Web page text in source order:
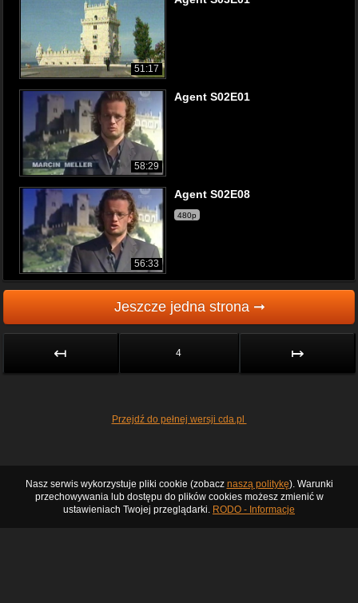
51:17
58:29
Agent S02E01
56:33
Agent S02E08
480p
Jeszcze jedna strona ➞
↤ 4 ↦
Przejdź do pełnej wersji cda.pl
Nasz serwis wykorzystuje pliki cookie (zobacz naszą politykę). Warunki
przechowywania lub dostępu do plików cookies możesz zmienić w
ustawieniach Twojej przeglądarki. RODO - Informacje